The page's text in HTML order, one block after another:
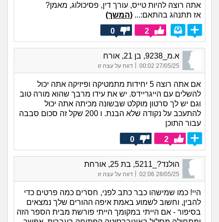
אתה רוצה להיות טייס, עורך דין, פסיכולוג, מאמן?
אז תתנהג בהתאם:... (המשך)
2
0
א.מ_9238, בן 21, אורח
27/05/25 00:02
| דווח על עצה זו
אם אתה רוצה 5 יחידות מתמטיקה ופיזיקה אתה יכול
להשלים עם הייגריידס. יש את עידו מרבך שהוא מורה טוב
וגם יש לך סרטון מוקלט שבשונה מכיתה אתה יכול
להתעכב על נקודה שלא הבנת. ו 200 שקל זה סכום סבבה
עבור התוכן
2
0
הולנד?_5211, בת 25, אורחת
28/05/25 02:06 דווח על עצה זו
היי! כמו שמישהו כבר כתב לפני, חסרים כמה פרטים כדי
להבין, וחשוב לשמוע באמת איפה ההורים שלך נמצאים
בסיפור - אם הייתי במקומך הייתי פורשת מבית הספר הזה